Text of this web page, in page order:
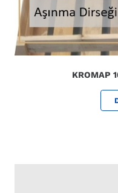
KROMAP